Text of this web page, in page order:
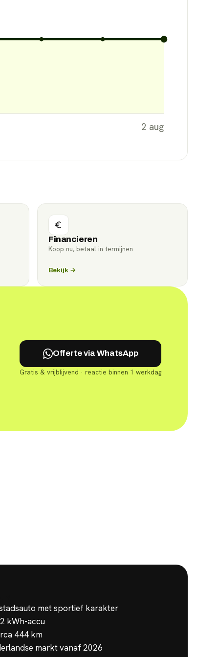
2 aug
Financieren
Koop nu, betaal in termijnen
Bekijk →
Offerte via WhatsApp
Gratis & vrijblijvend · reactie binnen 1 werkdag
met sportief karakter
kWh-accu
444 km
markt vanaf 2026